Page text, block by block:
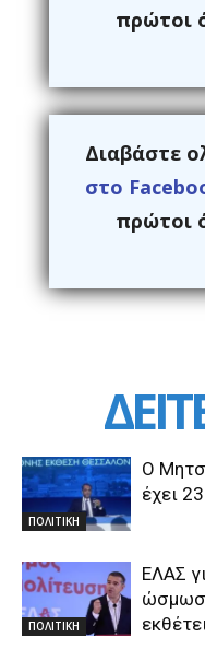
πρώτοι
Διαβάστε
στο
πρώτοι
ΠΟΛΙΤΙΚΗ
Ο
έχει
ΠΟΛΙΤΙΚΗ
ΕΛΑΣ